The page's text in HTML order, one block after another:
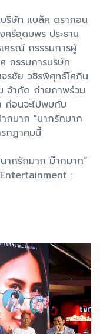
ษัท แบล็ค ดรากอน
รีอุดมพร ประธาน
ศรณี กรรรมการผู้
กรรมการบริษัท
รชัย วชิรพิศุทธ์โศภิน
จำกัด ถ่ายภาพร่วม
ก่อนจะไปพบกับ
กมาก "นากรักมาก
กฏาคมนี้
ากรักมาก ม๊ากมาก”
: